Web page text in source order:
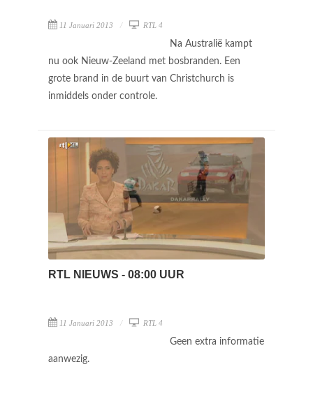
11 Januari 2013 RTL 4
Na Australië kampt
nu ook Nieuw-Zeeland met bosbranden. Een
grote brand in de buurt van Christchurch is
inmiddels onder controle.
RTL NIEUWS - 08:00 UUR
11 Januari 2013 RTL 4
Geen extra informatie
aanwezig.